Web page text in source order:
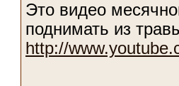
Это видео
поднимать из
http://